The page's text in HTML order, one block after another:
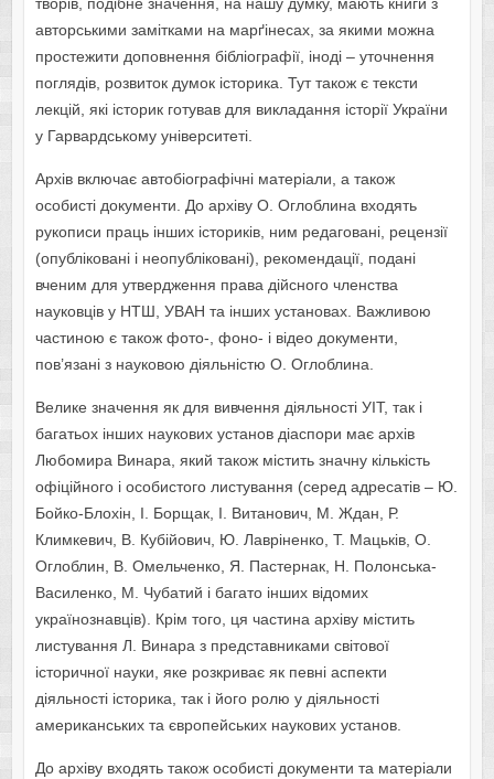
творів, подібне значення, на нашу думку, мають книги з
авторськими замітками на марґінесах, за якими можна
простежити доповнення бібліографії, іноді – уточнення
поглядів, розвиток думок історика. Тут також є тексти
лекцій, які історик готував для викладання історії України
у Гарвардському університеті.
Архів включає автобіографічні матеріали, а також
особисті документи. До архіву О. Оглоблина входять
рукописи праць інших істориків, ним редаговані, рецензії
(опубліковані і неопубліковані), рекомендації, подані
вченим для утвердження права дійсного членства
науковців у НТШ, УВАН та інших установах. Важливою
частиною є також фото-, фоно- і відео документи,
пов’язані з науковою діяльністю О. Оглоблина.
Велике значення як для вивчення діяльності УІТ, так і
багатьох інших наукових установ діаспори має архів
Любомира Винара, який також містить значну кількість
офіційного і особистого листування (серед адресатів – Ю.
Бойко-Блохін, І. Борщак, І. Витанович, М. Ждан, Р.
Климкевич, В. Кубійович, Ю. Лавріненко, Т. Мацьків, О.
Оглоблин, В. Омельченко, Я. Пастернак, Н. Полонська-
Василенко, М. Чубатий і багато інших відомих
українознавців). Крім того, ця частина архіву містить
листування Л. Винара з представниками світової
історичної науки, яке розкриває як певні аспекти
діяльності історика, так і його ролю у діяльності
американських та європейських наукових установ.
До архіву входять також особисті документи та матеріали